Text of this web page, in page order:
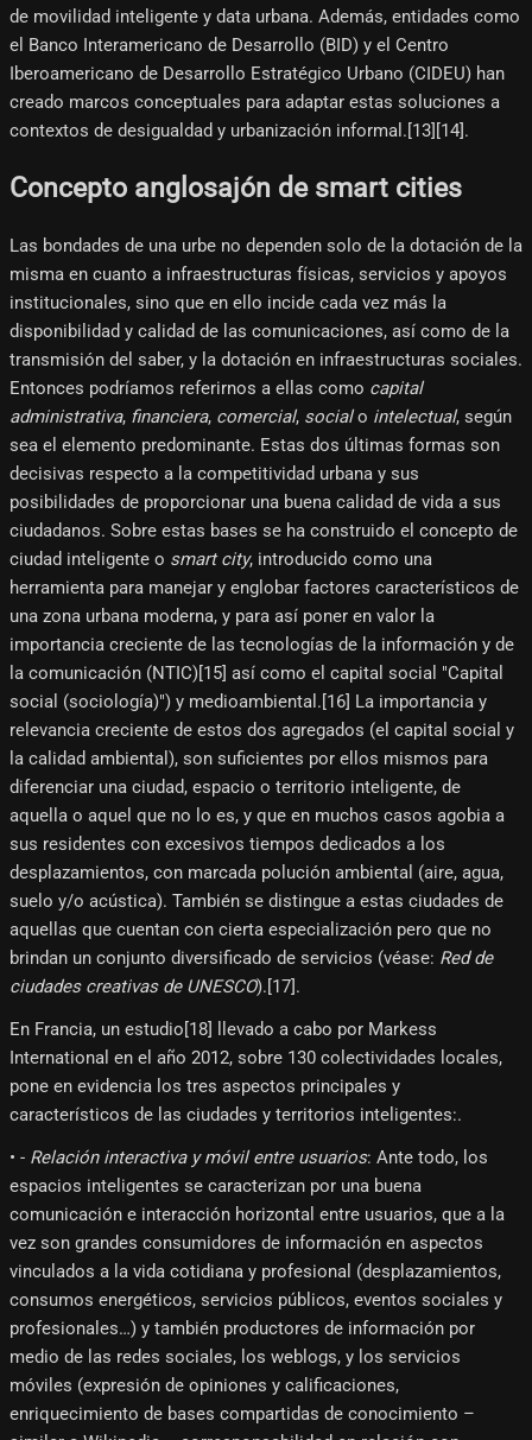
de movilidad inteligente y data urbana. Además, entidades como
el Banco Interamericano de Desarrollo (BID) y el Centro
Iberoamericano de Desarrollo Estratégico Urbano (CIDEU) han
creado marcos conceptuales para adaptar estas soluciones a
contextos de desigualdad y urbanización informal.[13]​[14]​.
Concepto anglosajón de smart cities
Las bondades de una urbe no dependen solo de la dotación de la
misma en cuanto a infraestructuras físicas, servicios y apoyos
institucionales, sino que en ello incide cada vez más la
disponibilidad y calidad de las comunicaciones, así como de la
transmisión del saber, y la dotación en infraestructuras sociales.
Entonces podríamos referirnos a ellas como capital
administrativa, financiera, comercial, socialo intelectual, según
sea el elemento predominante. Estas dos últimas formas son
decisivas respecto a la competitividad urbana y sus
posibilidades de proporcionar una buena calidad de vida a sus
ciudadanos. Sobre estas bases se ha construido el concepto de
ciudad inteligente o smart city, introducido como una
herramienta para manejar y englobar factores característicos de
una zona urbana moderna, y para así poner en valor la
importancia creciente de las tecnologías de la información y de
la comunicación (NTIC)[15]​ así como el capital social "Capital
social (sociología)") y medioambiental.[16]​ La importancia y
relevancia creciente de estos dos agregados (el capital social y
la calidad ambiental), son suficientes por ellos mismos para
diferenciar una ciudad, espacio o territorio inteligente, de
aquella o aquel que no lo es, y que en muchos casos agobia a
sus residentes con excesivos tiempos dedicados a los
desplazamientos, con marcada polución ambiental (aire, agua,
suelo y/o acústica). También se distingue a estas ciudades de
aquellas que cuentan con cierta especialización pero que no
brindan un conjunto diversificado de servicios (véase: Red de
ciudades creativas de UNESCO).[17]​.
En Francia, un estudio[18]​ llevado a cabo por Markess
International en el año 2012, sobre 130 colectividades locales,
pone en evidencia los tres aspectos principales y
característicos de las ciudades y territorios inteligentes:.
• - Relación interactiva y móvil entre usuarios: Ante todo, los
espacios inteligentes se caracterizan por una buena
comunicación e interacción horizontal entre usuarios, que a la
vez son grandes consumidores de información en aspectos
vinculados a la vida cotidiana y profesional (desplazamientos,
consumos energéticos, servicios públicos, eventos sociales y
profesionales…) y también productores de información por
medio de las redes sociales, los weblogs, y los servicios
móviles (expresión de opiniones y calificaciones,
enriquecimiento de bases compartidas de conocimiento –